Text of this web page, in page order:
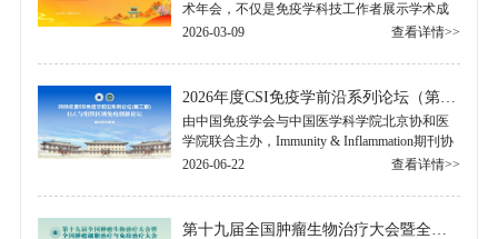
术年会，不仅是免疫学科技工作者展示学术成
果，交流学术思想，创新学术观点的平台，也
学.....
查看详情>>
2026-03-09
2026年度CSI免疫学前沿系列论坛（第三期）-ILC与组织区域免疫创新论坛
由中国免疫学会与中国医学科学院北京协和医
学院联合主办，Immunity & Inflammation期刊协
办的“2026年度CSI免疫学前沿系列论坛（第三
查看详情>>
2026-06-22
第十九届全国肿瘤生物治疗大会暨全国肿瘤细胞治疗与免疫治疗大会